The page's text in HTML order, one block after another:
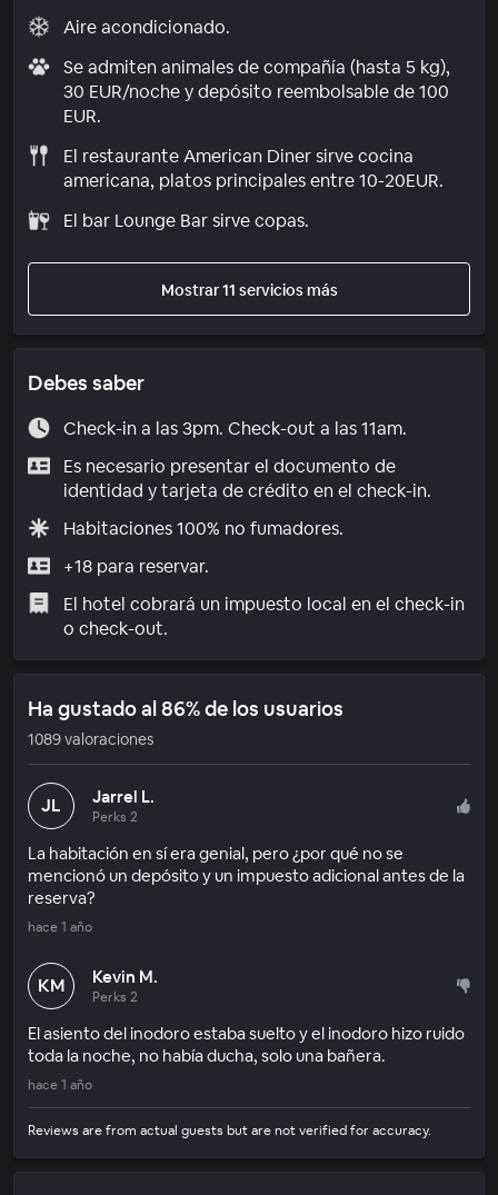
Aire acondicionado.
Se admiten animales de compañía (hasta 5 kg),
30 EUR/noche y depósito reembolsable de 100
EUR.
El restaurante American Diner sirve cocina
americana, platos principales entre 10-20EUR.
El bar Lounge Bar sirve copas.
Mostrar 11 servicios más
Debes saber
Check-in a las 3pm. Check-out a las 11am.
Es necesario presentar el documento de
identidad y tarjeta de crédito en el check-in.
Habitaciones 100% no fumadores.
+18 para reservar.
El hotel cobrará un impuesto local en el check-in
o check-out.
Ha gustado al 86% de los usuarios
1089 valoraciones
JL Jarrel L.
Perks 2
La habitación en sí era genial, pero ¿por qué no se
mencionó un depósito y un impuesto adicional antes de la
reserva?
hace 1 año
KM Kevin M.
Perks 2
El asiento del inodoro estaba suelto y el inodoro hizo ruido
toda la noche, no había ducha, solo una bañera.
hace 1 año
Reviews are from actual guests but are not verified for accuracy.